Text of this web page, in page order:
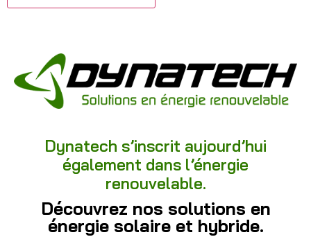
Dynatech s’inscrit aujourd’hui
également dans l’énergie
renouvelable.
Découvrez nos solutions en
énergie solaire et hybride.